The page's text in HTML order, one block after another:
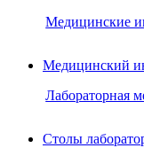
Медицинские
Медицинский
Лабораторная
Столы